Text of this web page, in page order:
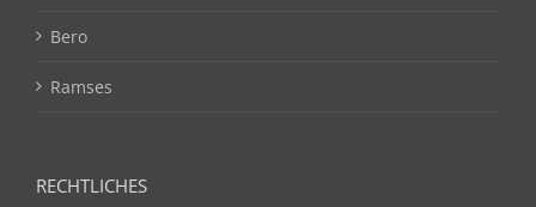
Bero
Ramses
RECHTLICHES